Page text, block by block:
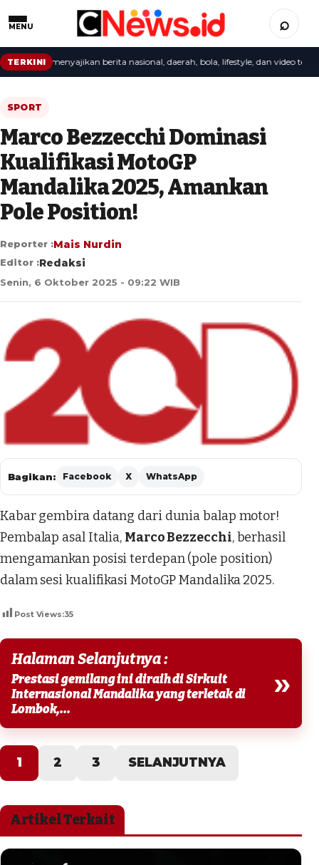
MENU ⌕
TERKINImenyajikan berita nasional, daerah, bola, lifestyle, dan video terbaru.
SPORT
Marco Bezzecchi Dominasi
Kualifikasi MotoGP
Mandalika 2025, Amankan
Pole Position!
Reporter :Mais Nurdin
Editor :Redaksi
Senin, 6 Oktober 2025 - 09:22 WIB
Bagikan: Facebook X WhatsApp
Kabar gembira datang dari dunia balap motor!
Pembalap asal Italia, Marco Bezzecchi, berhasil
mengamankan posisi terdepan (pole position)
dalam sesi kualifikasi MotoGP Mandalika 2025.
Post Views:35
Halaman Selanjutnya :
Prestasi gemilang ini diraih di Sirkuit
Internasional Mandalika yang terletak di
Lombok,...
»
1 2 3 SELANJUTNYA
Artikel Terkait